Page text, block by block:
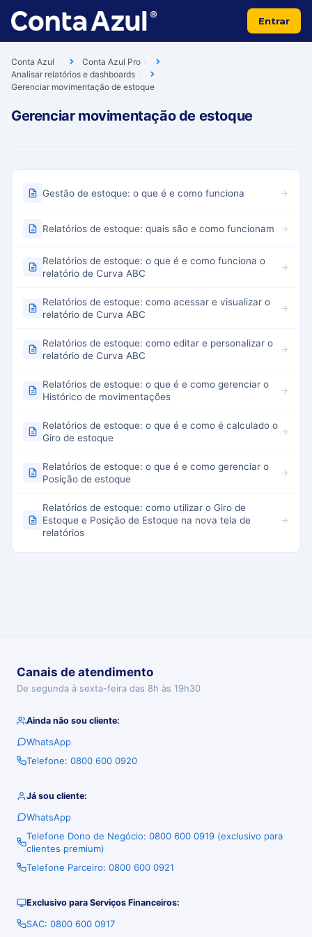
Entrar
Conta Azul
Conta Azul Pro
Analisar relatórios e dashboards
Gerenciar movimentação de estoque
Gerenciar movimentação de estoque
Gestão de estoque: o que é e como funciona
Relatórios de estoque: quais são e como funcionam
Relatórios de estoque: o que é e como funciona o
relatório de Curva ABC
Relatórios de estoque: como acessar e visualizar o
relatório de Curva ABC
Relatórios de estoque: como editar e personalizar o
relatório de Curva ABC
Relatórios de estoque: o que é e como gerenciar o
Histórico de movimentações
Relatórios de estoque: o que é e como é calculado o
Giro de estoque
Relatórios de estoque: o que é e como gerenciar o
Posição de estoque
Relatórios de estoque: como utilizar o Giro de
Estoque e Posição de Estoque na nova tela de
relatórios
Canais de atendimento
De segunda à sexta-feira das 8h às 19h30
Ainda não sou cliente:
WhatsApp
Telefone: 0800 600 0920
Já sou cliente:
WhatsApp
Telefone Dono de Negócio: 0800 600 0919 (exclusivo para
clientes premium)
Telefone Parceiro: 0800 600 0921
Exclusivo para Serviços Financeiros:
SAC: 0800 600 0917